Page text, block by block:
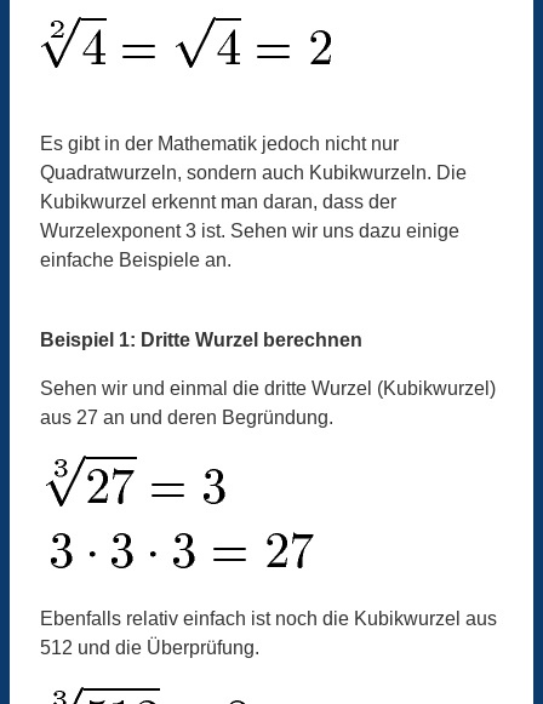
Es gibt in der Mathematik jedoch nicht nur
Quadratwurzeln, sondern auch Kubikwurzeln. Die
Kubikwurzel erkennt man daran, dass der
Wurzelexponent 3 ist. Sehen wir uns dazu einige
einfache Beispiele an.
Beispiel 1: Dritte Wurzel berechnen
Sehen wir und einmal die dritte Wurzel (Kubikwurzel)
aus 27 an und deren Begründung.
Ebenfalls relativ einfach ist noch die Kubikwurzel aus
512 und die Überprüfung.